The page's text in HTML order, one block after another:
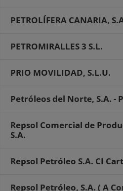
PETROLÍFERA CANARIA,
PETROMIRALLES 3 S.L.
PRIO MOVILIDAD, S.L.U.
Petróleos del Norte, S.A. -
Repsol Comercial de
S.A.
Repsol Petróleo S.A. CI
Repsol Petróleo, S.A. ( A